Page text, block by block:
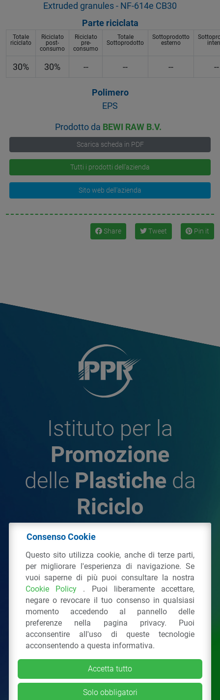
Extruded granules - NF-614e CB30
Parte riciclata
Totale
riciclato
Riciclato
post-
consumo
Riciclato
pre-
consumo
Totale
Sottoprodotto
Sottoprodotto
esterno
30% 30% -- -- -- --
Polimero
EPS
Prodotto da BEWI RAW B.V.
Scarica scheda in PDF
Tutti i prodotti dell'azienda
Sito web dell'azienda
Share Tweet Pin it
Istituto per la
Promozione
delle Plastiche da
Riciclo
Plastiche da Riciclo
C.F. 97381090154
Via San Vittore 36 20123Milano (MI)
Tel.: 02 43928225.
Tutti i diritti riservati Privacy Policy &Cookie
Consenso Cookie
Questo sito utilizza cookie, anche di terze parti,
per migliorare l'esperienza di navigazione. Se
vuoi saperne di più puoi consultare la nostra
Cookie Policy . Puoi liberamente accettare,
negare o revocare il tuo consenso in qualsiasi
momento accedendo al pannello delle
preferenze nella pagina privacy. Puoi
acconsentire all'uso di queste tecnologie
acconsentendo a questa informativa.
Accetta tutto
Solo obbligatori